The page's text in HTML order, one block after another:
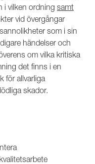
i vilken ordning samt
vid övergångar
som i sin
händelser och
om vilka kritiska
det finns i en
för allvarliga
skador.